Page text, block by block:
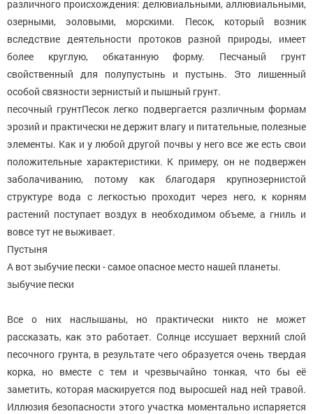
различного происхождения: делювиальными, аллювиальными,
озерными, эоловыми, морскими. Песок, который возник
вследствие деятельности протоков разной природы, имеет
более круглую, обкатанную форму. Песчаный грунт
свойственный для полупустынь и пустынь. Это лишенный
особой связности зернистый и пышный грунт.
песочный грунтПесок легко подвергается различным формам
эрозий и практически не держит влагу и питательные, полезные
элементы. Как и у любой другой почвы у него все же есть свои
положительные характеристики. К примеру, он не подвержен
заболачиванию, потому как благодаря крупнозернистой
структуре вода с легкостью проходит через него, к корням
растений поступает воздух в необходимом объеме, а гниль и
вовсе тут не выживает.
Пустыня
А вот зыбучие пески - самое опасное место нашей планеты.
зыбучие пески
Все о них наслышаны, но практически никто не может
рассказать, как это работает. Солнце иссушает верхний слой
песочного грунта, в результате чего образуется очень твердая
корка, но вместе с тем и чрезвычайно тонкая, что бы её
заметить, которая маскируется под выросшей над ней травой.
Иллюзия безопасности этого участка моментально испаряется